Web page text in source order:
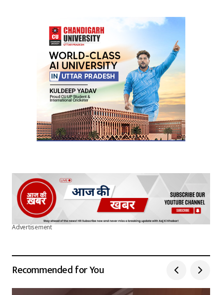
Your E-mail*
Submit Comment
Advertisement
Recommended for You